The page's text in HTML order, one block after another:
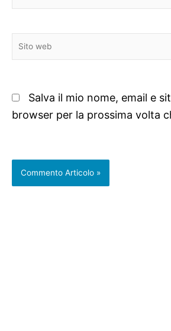
Sito
web
Salva il mio nome, email e
browser per la prossima volta